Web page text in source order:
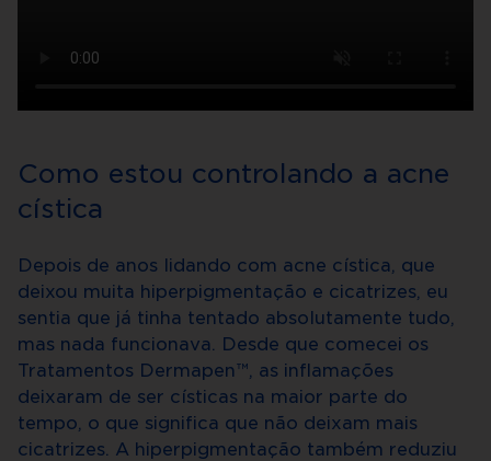
Como estou controlando a acne
cística
Depois de anos lidando com acne cística, que
deixou muita hiperpigmentação e cicatrizes, eu
sentia que já tinha tentado absolutamente tudo,
mas nada funcionava. Desde que comecei os
Tratamentos Dermapen™, as inflamações
deixaram de ser císticas na maior parte do
tempo, o que significa que não deixam mais
cicatrizes. A hiperpigmentação também reduziu